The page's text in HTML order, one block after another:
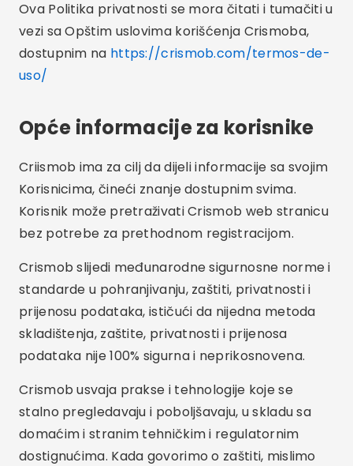
Ova Politika privatnosti se mora čitati i tumačiti u
vezi sa Opštim uslovima korišćenja Crismoba,
dostupnim na https://crismob.com/termos-de-
uso/
Opće informacije za korisnike
Criismob ima za cilj da dijeli informacije sa svojim
Korisnicima, čineći znanje dostupnim svima.
Korisnik može pretraživati Crismob web stranicu
bez potrebe za prethodnom registracijom.
Crismob slijedi međunarodne sigurnosne norme i
standarde u pohranjivanju, zaštiti, privatnosti i
prijenosu podataka, ističući da nijedna metoda
skladištenja, zaštite, privatnosti i prijenosa
podataka nije 100% sigurna i neprikosnovena.
Crismob usvaja prakse i tehnologije koje se
stalno pregledavaju i poboljšavaju, u skladu sa
domaćim i stranim tehničkim i regulatornim
dostignućima. Kada govorimo o zaštiti, mislimo